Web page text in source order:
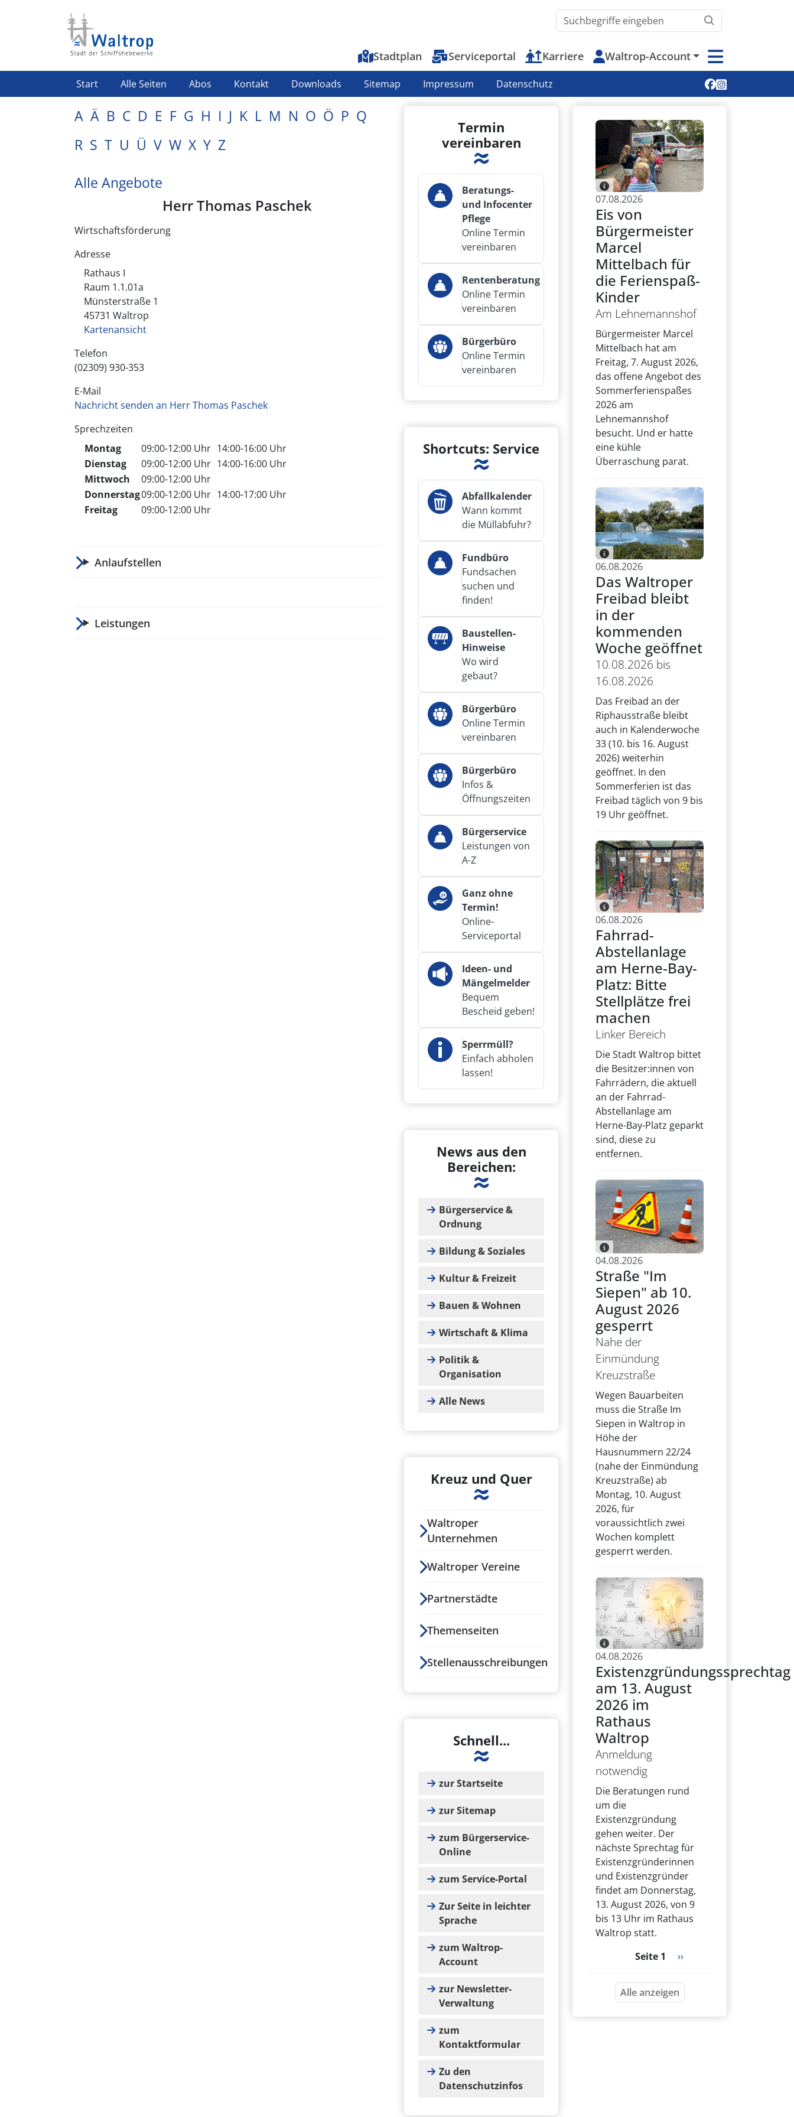
Waltrop.de durchsuchen
Top-Menu
Stadtplan Serviceportal Karriere Waltrop-Account
Highlight Menü
Start Alle Seiten Abos Kontakt Downloads Sitemap Impressum Datenschutz Soziale Medien
A Ä B C D E F G H I J K L M N O Ö P Q
R S T U Ü V W X Y Z
Alle Angebote
Herr Thomas Paschek
Wirtschaftsförderung
Adresse
Rathaus I
Raum 1.1.01a
Münsterstraße 1
45731 Waltrop
Kartenansicht
Telefon
(02309) 930-353
E-Mail
Nachricht senden an Herr Thomas Paschek
Sprechzeiten
Montag
09:00-12:00 Uhr 14:00-16:00 Uhr
Dienstag
09:00-12:00 Uhr 14:00-16:00 Uhr
Mittwoch
09:00-12:00 Uhr
Donnerstag09:00-12:00 Uhr 14:00-17:00 Uhr
Freitag
09:00-12:00 Uhr
Anlaufstellen
Leistungen
Termin
vereinbaren
Beratungs-
und Infocenter
Pflege
Online Termin
vereinbaren
Rentenberatung
Online Termin
vereinbaren
Bürgerbüro
Online Termin
vereinbaren
Shortcuts: Service
Abfallkalender
Wann kommt
die Müllabfuhr?
Fundbüro
Fundsachen
suchen und
finden!
Baustellen-
Hinweise
Wo wird
gebaut?
Bürgerbüro
Online Termin
vereinbaren
Bürgerbüro
Infos &
Öffnungszeiten
Bürgerservice
Leistungen von
A-Z
Ganz ohne
Termin!
Online-
Serviceportal
Ideen- und
Mängelmelder
Bequem
Bescheid geben!
Sperrmüll?
Einfach abholen
lassen!
News aus den
Bereichen:
Bürgerservice &
Ordnung
Bildung & Soziales
Kultur & Freizeit
Bauen & Wohnen
Wirtschaft & Klima
Politik &
Organisation
Alle News
Kreuz und Quer
Waltroper
Unternehmen
Waltroper Vereine
Partnerstädte
Themenseiten
Stellenausschreibungen
Schnell...
zur Startseite
zur Sitemap
zum Bürgerservice-
Online
zum Service-Portal
Zur Seite in leichter
Sprache
zum Waltrop-
Account
zur Newsletter-
Verwaltung
zum
Kontaktformular
Zu den
Datenschutzinfos
07.08.2026
Eis von
Bürgermeister
Marcel
Mittelbach für
die Ferienspaß-
Kinder
Am Lehnemannshof
Bürgermeister Marcel
Mittelbach hat am
Freitag, 7. August 2026,
das offene Angebot des
Sommerferienspaßes
2026 am
Lehnemannshof
besucht. Und er hatte
eine kühle
Überraschung parat.
06.08.2026
Das Waltroper
Freibad bleibt
in der
kommenden
Woche geöffnet
10.08.2026 bis
16.08.2026
Das Freibad an der
Riphausstraße bleibt
auch in Kalenderwoche
33 (10. bis 16. August
2026) weiterhin
geöffnet. In den
Sommerferien ist das
Freibad täglich von 9 bis
19 Uhr geöffnet.
06.08.2026
Fahrrad-
Abstellanlage
am Herne-Bay-
Platz: Bitte
Stellplätze frei
machen
Linker Bereich
Die Stadt Waltrop bittet
die Besitzer:innen von
Fahrrädern, die aktuell
an der Fahrrad-
Abstellanlage am
Herne-Bay-Platz geparkt
sind, diese zu
entfernen.
04.08.2026
Straße "Im
Siepen" ab 10.
August 2026
gesperrt
Nahe der
Einmündung
Kreuzstraße
Wegen Bauarbeiten
muss die Straße Im
Siepen in Waltrop in
Höhe der
Hausnummern 22/24
(nahe der Einmündung
Kreuzstraße) ab
Montag, 10. August
2026, für
voraussichtlich zwei
Wochen komplett
gesperrt werden.
04.08.2026
Existenzgründungssprechtag
am 13. August
2026 im
Rathaus
Waltrop
Anmeldung
notwendig
Die Beratungen rund
um die
Existenzgründung
gehen weiter. Der
nächste Sprechtag für
Existenzgründerinnen
und Existenzgründer
findet am Donnerstag,
13. August 2026, von 9
bis 13 Uhr im Rathaus
Waltrop statt.
Seitennummerierung
Seite 1 Nächste Seite
››
Alle anzeigen